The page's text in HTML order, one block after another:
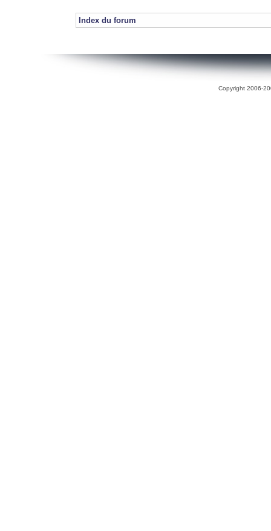
Index du forum
Copyright 2006-